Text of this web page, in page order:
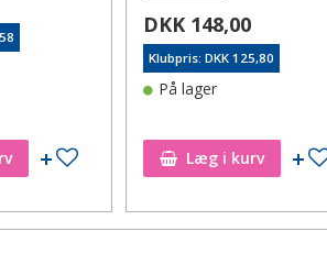
Tilføj til ønskeseddel
DKK 148,00
Klubpris: DKK 125,80
På lager
Læg i kurv